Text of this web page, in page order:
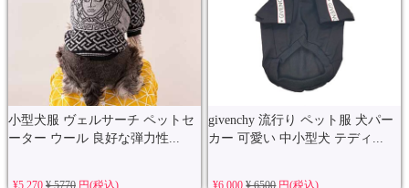
小型犬服 ヴェルサーチ ペットセ
ーター ウール 良好な弾力性...
¥5,270 ¥ 5770円(税込)
givenchy 流行り ペット服 犬パー
カー 可愛い 中小型犬 テディ...
¥6,000¥ 6500円(税込)